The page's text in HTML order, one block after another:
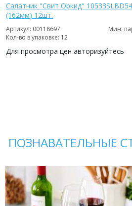
Салатник "Свит Оркид" 10533SLBD54
(162мм) 12шт.
Артикул: 00118697
Мин.
Кол-во в упаковке: 12
Для просмотра цен авторизуйтесь
ПОЗНАВАТЕЛЬНЫЕ